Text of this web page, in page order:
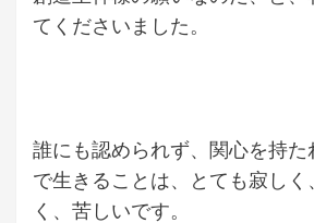
てくださいました。
誰にも認められず、関心を持た
で生きることは、とても寂しく
く、苦しいです。